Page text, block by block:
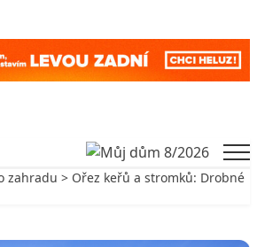
zahradu > Ořez keřů a stromků: Drobné